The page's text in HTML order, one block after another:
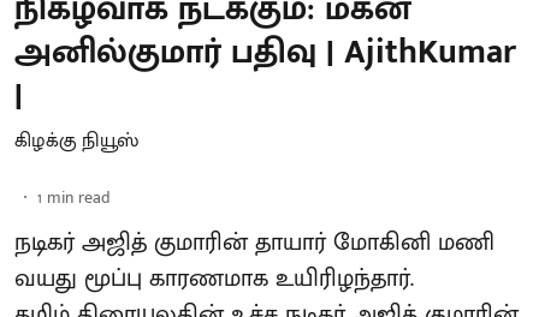
அனில்குமார் பதிவு | AjithKumar
|
கிழக்கு நியூஸ்
1 min read
நடிகர் அஜித் குமாரின் தாயார் மோகினி மணி
வயது மூப்பு காரணமாக உயிரிழந்தார்.